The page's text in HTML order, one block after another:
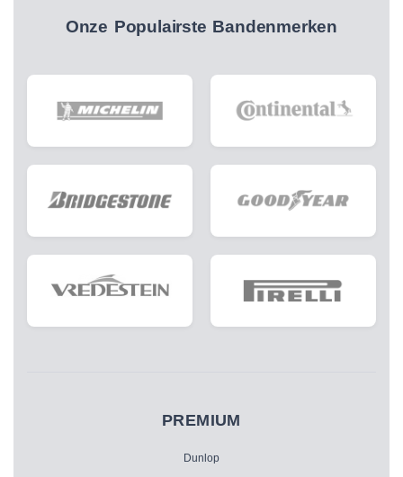
Onze Populairste Bandenmerken
PREMIUM
Dunlop